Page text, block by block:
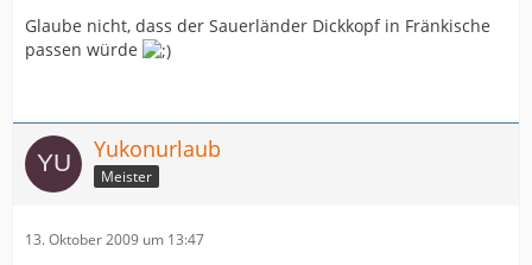
Glaube nicht, dass der Sauerländer Dickkopf in Fränkische
passen würde
Yukonurlaub
Meister
13. Oktober 2009 um 13:47